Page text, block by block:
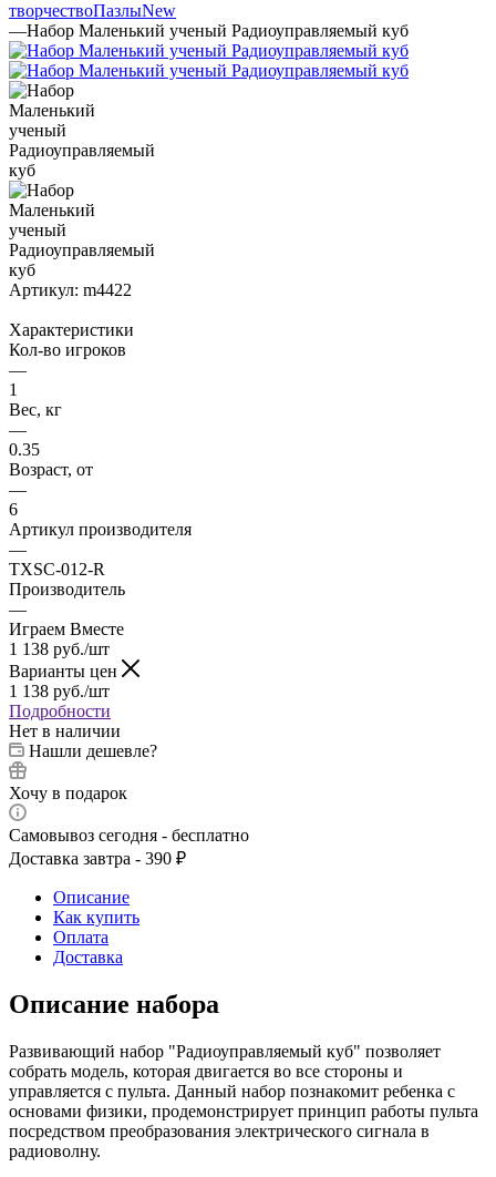
творчествоПазлыNew
—Набор Маленький ученый Радиоуправляемый куб
Артикул: m4422
Характеристики
Кол-во игроков
—
1
Вес, кг
—
0.35
Возраст, от
—
6
Артикул производителя
—
TXSC-012-R
Производитель
—
Играем Вместе
1 138 руб./шт
Варианты цен
1 138 руб./шт
Подробности
Нет в наличии
Нашли дешевле?
Хочу в подарок
Самовывоз сегодня - бесплатно
Доставка завтра - 390 ₽
Описание
Как купить
Оплата
Доставка
Описание набора
Развивающий набор "Радиоуправляемый куб" позволяет
собрать модель, которая двигается во все стороны и
управляется с пульта. Данный набор познакомит ребенка с
основами физики, продемонстрирует принцип работы пульта
посредством преобразования электрического сигнала в
радиоволну.